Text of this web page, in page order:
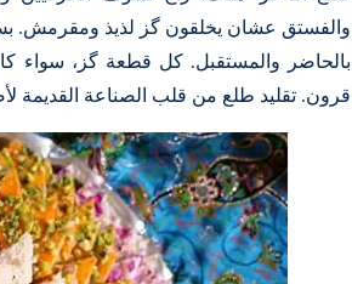
والفستق عشان يخلقون گز لذيذ ومقرمش.
بالحاضر والمستقبل. كل قطعة گز، سواء
قرون. تقليد طلع من قلب الصناعة القديمة